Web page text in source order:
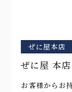
ぜに屋本店
ぜに屋 本店
お客様からお